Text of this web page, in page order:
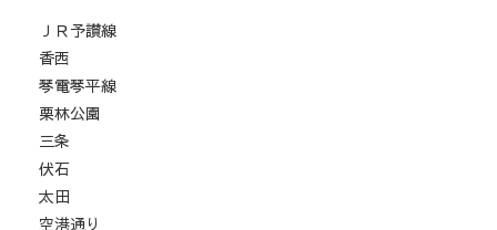
ＪＲ予讃線
香西
琴電琴平線
栗林公園
三条
伏石
太田
空港通り